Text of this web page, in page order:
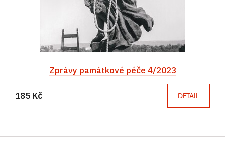
Zprávy památkové péče 4/2023
185 Kč DETAIL